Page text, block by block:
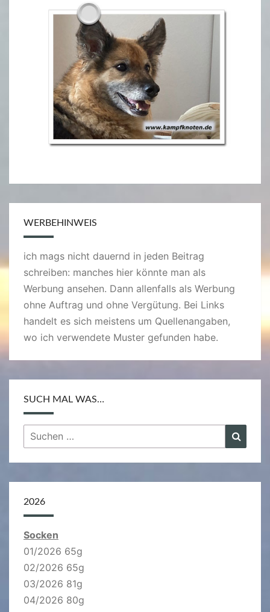
WERBEHINWEIS
ich mags nicht dauernd in jeden Beitrag
schreiben: manches hier könnte man als
Werbung ansehen. Dann allenfalls als Werbung
ohne Auftrag und ohne Vergütung. Bei Links
handelt es sich meistens um Quellenangaben,
wo ich verwendete Muster gefunden habe.
SUCH MAL WAS…
Suchen
nach:
2026
Socken
01/2026 65g
02/2026 65g
03/2026 81g
04/2026 80g